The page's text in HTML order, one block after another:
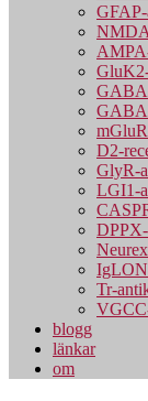
D2-
GlyR-
LGI1-
Tr-
blogg
länkar
om